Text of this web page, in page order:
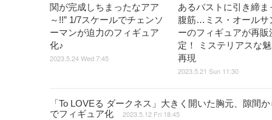
関が完成しちまったなアア
～!!” 1/7スケールでチェンソ
ーマンが迫力のフィギュア
化♪
2023.5.24 Wed 7:45
あるバストに引き締ま
腹筋…ミス・オールサ
ーのフィギュアが再販
定！ ミステリアスな
再現
2023.5.21 Sun 11:30
「To LOVEる ダークネス」大きく開いた胸元、隙間
でフィギュア化
2023.5.12 Fri 18:45